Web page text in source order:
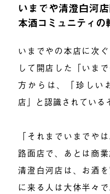
いまでや清澄白河
本酒コミュニティの
いまでやの本店に次
して開店した「いま
方からは、「珍しい
店」と認識されている
「それまでいまでや
路面店で、あとは商
清澄白河店は、お酒
に来る人は大体半々